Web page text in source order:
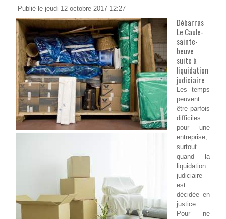
Publié le jeudi 12 octobre 2017 12:27
Débarras
Le Caule-
sainte-
beuve
suite à
liquidation
judiciaire
Les temps
peuvent
être parfois
difficiles
pour une
entreprise,
surtout
quand la
liquidation
judiciaire
est
décidée en
justice.
Pour ne